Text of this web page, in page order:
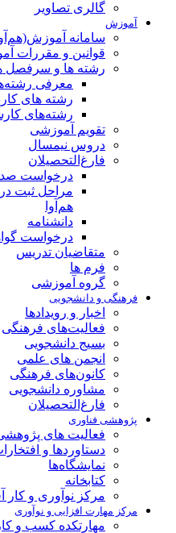
گالری تصاویر
آموزش
سامانه
قوانین و مقررات
رشته ها و سرفصل
معرفی
رشته های
رشته‌های
تقویم آموزشی
دروس نیمسال
فارغ‌التحصیلان
درخواست
مراحل ثبت
هم‌آوا
دانشنامه
درخواست
متقاضیان تدریس
فرم ها
گروه آموزشی
فرهنگی و دانشجویی
اخبار و رویدادها
فعالیت‌های فرهنگی
بسیج دانشجویی
انجمن های علمی
کانون‌های فرهنگی
مشاوره دانشجویی
فارغ‌التحصیلان
پژوهشی فناوری
فعالیت های
دستاوردها و
نمایشگاه‌ها
کتابخانه
مرکز نوآوری و کار
مرکز مهارت افزایی و نوآوری
مهارتکده کسب و کار